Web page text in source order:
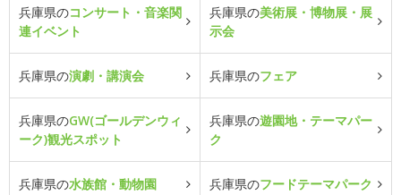
兵庫県のコンサート・音楽関
連イベント
兵庫県の美術展・博物展・展
示会
兵庫県の演劇・講演会 兵庫県のフェア
兵庫県のGW(ゴールデンウィ
ーク)観光スポット
兵庫県の遊園地・テーマパー
ク
兵庫県の水族館・動物園 兵庫県のフードテーマパーク